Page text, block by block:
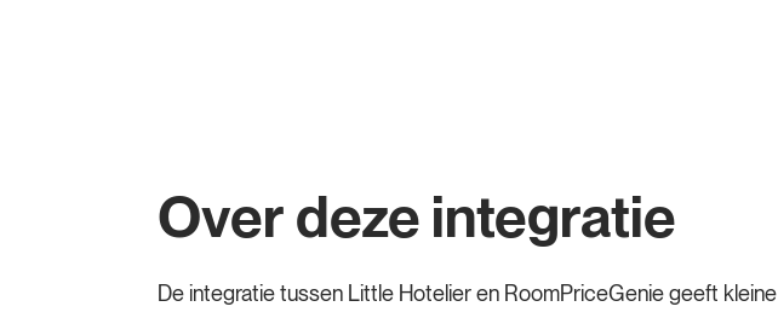
Over deze integratie
De integratie tussen Little Hotelier en RoomPriceGenie geeft kleine